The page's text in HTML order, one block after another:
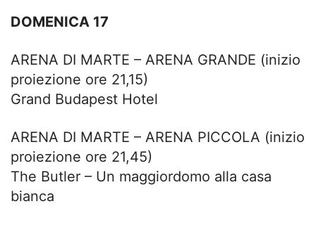
DOMENICA 17
ARENA DI MARTE – ARENA GRANDE (inizio
proiezione ore 21,15)
Grand Budapest Hotel
ARENA DI MARTE – ARENA PICCOLA (inizio
proiezione ore 21,45)
The Butler – Un maggiordomo alla casa
bianca